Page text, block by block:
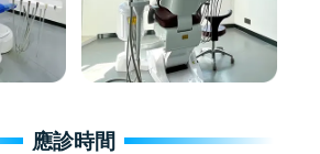
應診時間